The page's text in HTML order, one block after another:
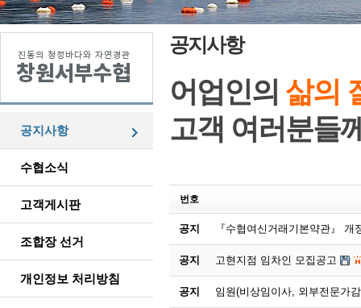
공지사항
수협소식
고객게시판
조합장 선거
개인정보 처리방침
공지사항
어업인의 삶의
고객 여러분들
번호
공지 『수협여신거래기본약관』 개
공지 고현지점 임차인 모집공고
공지 임원(비상임이사, 외부전문가